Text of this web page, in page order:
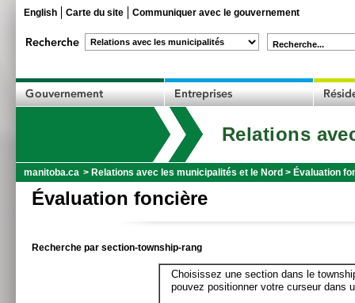
English Carte du site Communiquer avec le gouvernement
Recherche...
Relations
manitoba.ca > Relations avec les municipalités et le Nord > Évaluation
Évaluation foncière
Recherche par section-township-rang
Choisissez une section dans le
pouvez positionner votre curseur dans